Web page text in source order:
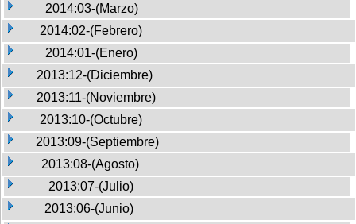
2014:03-(Marzo)
2014:02-(Febrero)
2014:01-(Enero)
2013:12-(Diciembre)
2013:11-(Noviembre)
2013:10-(Octubre)
2013:09-(Septiembre)
2013:08-(Agosto)
2013:07-(Julio)
2013:06-(Junio)